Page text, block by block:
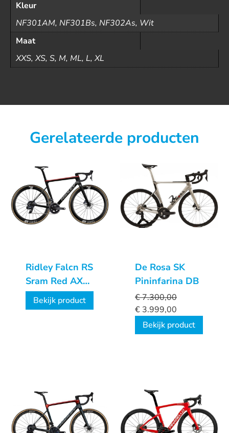
Kleur
NF301AM, NF301Bs, NF302As, Wit
Maat
XXS, XS, S, M, ML, L, XL
Gerelateerde producten
Ridley Falcn RS
Sram Red AXS
2x12sp
Bekijk product
De Rosa SK
Pininfarina DB
€7.300,00
€ 3.999,00
Bekijk product